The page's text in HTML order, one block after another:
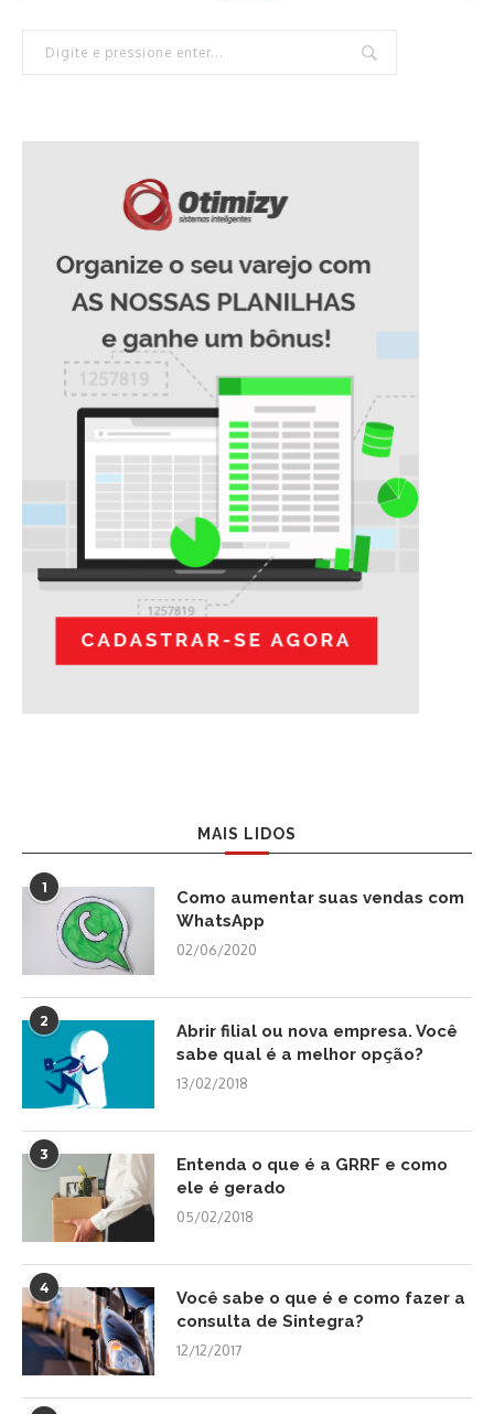
MAIS LIDOS
1
Como aumentar suas vendas com
WhatsApp
02/06/2020
2
Abrir filial ou nova empresa. Você
sabe qual é a melhor opção?
13/02/2018
3
Entenda o que é a GRRF e como
ele é gerado
05/02/2018
4
Você sabe o que é e como fazer a
consulta de Sintegra?
12/12/2017